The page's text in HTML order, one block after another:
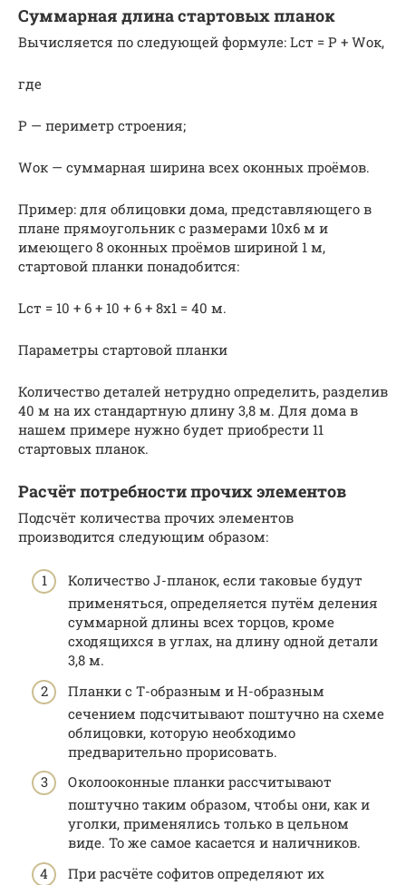
Суммарная длина стартовых планок
Вычисляется по следующей формуле: Lст = P + Wок,
где
P — периметр строения;
Wок — суммарная ширина всех оконных проёмов.
Пример: для облицовки дома, представляющего в
плане прямоугольник с размерами 10х6 м и
имеющего 8 оконных проёмов шириной 1 м,
стартовой планки понадобится:
Lст = 10 + 6 + 10 + 6 + 8х1 = 40 м.
Параметры стартовой планки
Количество деталей нетрудно определить, разделив
40 м на их стандартную длину 3,8 м. Для дома в
нашем примере нужно будет приобрести 11
стартовых планок.
Расчёт потребности прочих элементов
Подсчёт количества прочих элементов
производится следующим образом:
Количество J-планок, если таковые будут
применяться, определяется путём деления
суммарной длины всех торцов, кроме
сходящихся в углах, на длину одной детали
3,8 м.
Планки с Т-образным и Н-образным
сечением подсчитывают поштучно на схеме
облицовки, которую необходимо
предварительно прорисовать.
Околооконные планки рассчитывают
поштучно таким образом, чтобы они, как и
уголки, применялись только в цельном
виде. То же самое касается и наличников.
При расчёте софитов определяют их